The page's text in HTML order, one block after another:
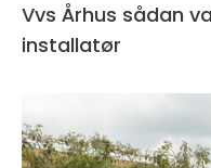
Vvs Århus sådan vælger du den rigtige
installatør